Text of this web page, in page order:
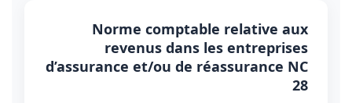
Norme comptable relative aux
revenus dans les entreprises
d’assurance et/ou de réassurance NC
28